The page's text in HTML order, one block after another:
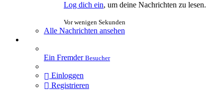
Log dich ein, um deine Nachrichten zu lesen.
Vor wenigen Sekunden
Alle Nachrichten ansehen
Ein Fremder Besucher
Einloggen
Registrieren